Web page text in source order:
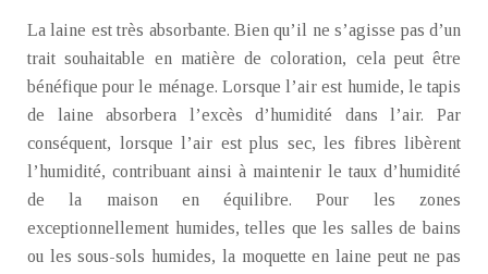
La laine est très absorbante. Bien qu’il ne s’agisse pas d’un
trait souhaitable en matière de coloration, cela peut être
bénéfique pour le ménage. Lorsque l’air est humide, le tapis
de laine absorbera l’excès d’humidité dans l’air. Par
conséquent, lorsque l’air est plus sec, les fibres libèrent
l’humidité, contribuant ainsi à maintenir le taux d’humidité
de la maison en équilibre. Pour les zones
exceptionnellement humides, telles que les salles de bains
ou les sous-sols humides, la moquette en laine peut ne pas